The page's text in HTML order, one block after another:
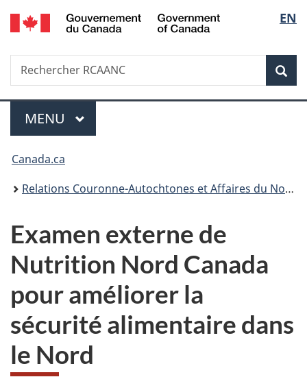
Passer
au
Passer
à
du
Passer
à
simplifiée
de
la
EN
Recherche
Rechercher
RCAANC
Menu
MENU PRINCIPAL
Vous
êtes
Canada.ca
Relations Couronne-Autochtones et Affaires du Nord Canada
Examen externe de
Nutrition Nord Canada
pour améliorer la
sécurité alimentaire dans
le Nord